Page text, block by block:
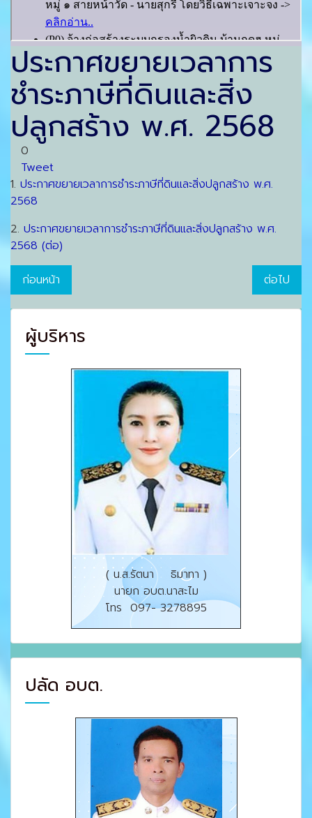
ประกาศขยายเวลาการ
ชำระภาษีที่ดินและสิ่ง
ปลูกสร้าง พ.ศ. 2568
0
Tweet
1. ประกาศขยายเวลาการชำระภาษีที่ดินและสิ่งปลูกสร้าง พ.ศ.
2568
2. ประกาศขยายเวลาการชำระภาษีที่ดินและสิ่งปลูกสร้าง พ.ศ.
2568 (ต่อ)
ก่อนหน้า ต่อไป
ผู้บริหาร
( น.ส.รัตนา ธิมาทา )
นายก อบต.นาสะไม
โทร 097- 3278895
ปลัด อบต.